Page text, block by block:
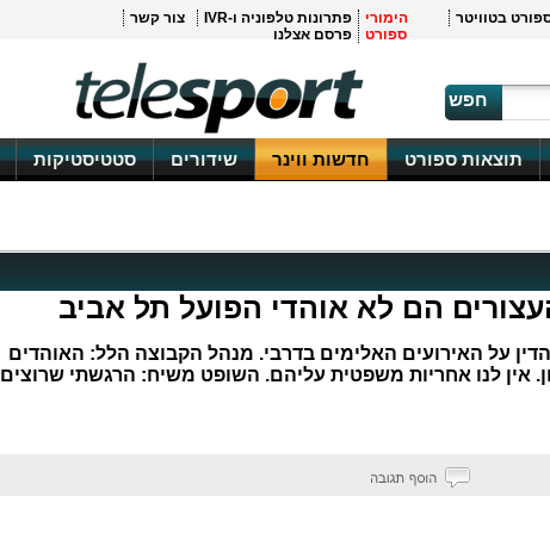
בטוויטר
הימורי
ספורט
פתרונות טלפוניה ו-IVR
צור קשר
פרסם אצלנו
חפש
תוצאות ספורט חדשות ווינר שידורים סטטיסטיקות
הם לא אוהדי הפועל תל אביב
הדין על האירועים האלימים בדרבי. מנהל הקבוצה הלל: האוהדים
אין לנו אחריות משפטית עליהם. השופט משיח: הרגשתי שרוצים